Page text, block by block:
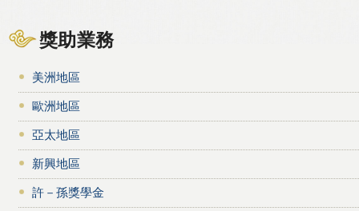
獎助業務
美洲地區
歐洲地區
亞太地區
新興地區
許－孫獎學金